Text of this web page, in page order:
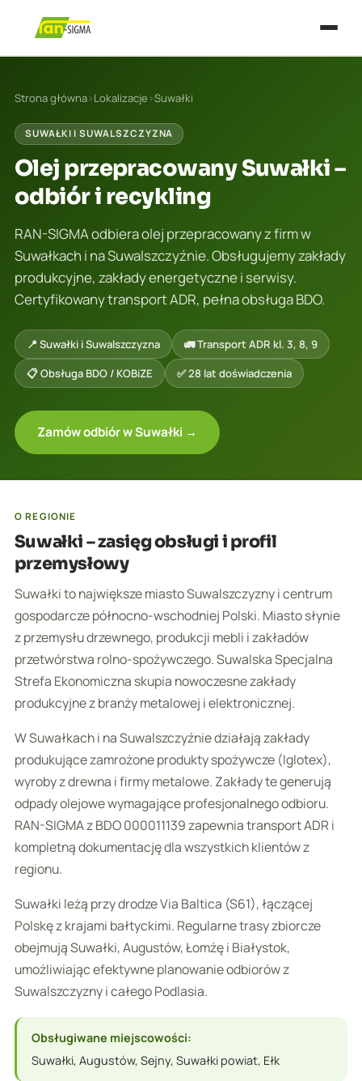
Strona główna›Lokalizacje ›Suwałki
SUWAŁKI I SUWALSZCZYZNA
Olej przepracowany Suwałki –
odbiór i recykling
RAN-SIGMA odbiera olej przepracowany z firm w
Suwałkach i na Suwalszczyźnie. Obsługujemy zakłady
produkcyjne, zakłady energetyczne i serwisy.
Certyfikowany transport ADR, pełna obsługa BDO.
📍 Suwałki i Suwalszczyzna
🚛 Transport ADR kl. 3, 8, 9
📋 Obsługa BDO / KOBiZE
✅ 28 lat doświadczenia
Zamów odbiór w Suwałki →
O REGIONIE
Suwałki – zasięg obsługi i profil
przemysłowy
Suwałki to największe miasto Suwalszczyzny i centrum
gospodarcze północno-wschodniej Polski. Miasto słynie
z przemysłu drzewnego, produkcji mebli i zakładów
przetwórstwa rolno-spożywczego. Suwalska Specjalna
Strefa Ekonomiczna skupia nowoczesne zakłady
produkcyjne z branży metalowej i elektronicznej.
W Suwałkach i na Suwalszczyźnie działają zakłady
produkujące zamrożone produkty spożywcze (Iglotex),
wyroby z drewna i firmy metalowe. Zakłady te generują
odpady olejowe wymagające profesjonalnego odbioru.
RAN-SIGMA z BDO 000011139 zapewnia transport ADR i
kompletną dokumentację dla wszystkich klientów z
regionu.
Suwałki leżą przy drodze Via Baltica (S61), łączącej
Polskę z krajami bałtyckimi. Regularne trasy zbiorcze
obejmują Suwałki, Augustów, Łomżę i Białystok,
umożliwiając efektywne planowanie odbiorów z
Suwalszczyzny i całego Podlasia.
Obsługiwane miejscowości:
Suwałki, Augustów, Sejny, Suwałki powiat, Ełk